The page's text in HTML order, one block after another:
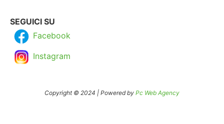
SEGUICI SU
Facebook
Instagram
Copyright © 2024 | Powered by Pc Web Agency